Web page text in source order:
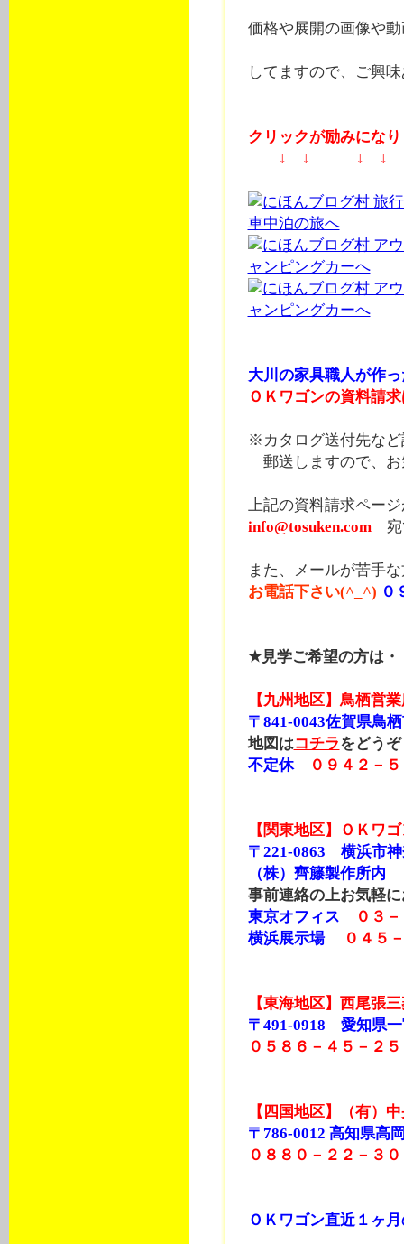
価格や展開の画像や
してますので、ご興
クリックが励みにな
↓ ↓ ↓
大川の家具職人が作
ＯＫワゴンの資料請
※カタログ送付先な
郵送しますので、お
上記の資料請求ペー
info@tosuken.com宛
また、メールが苦手
お電話下さい(^_^) ０
★見学ご希望の方は・
【九州地区】鳥栖営
〒841-0043佐賀県鳥
地図はコチラをどうぞ
不定休
０９４２－
【関東地区】ＯＫワ
〒221-0863 横浜市神
（株）齊籐製作所内
事前連絡の上お気軽
東京オフィス
０３
横浜展示場
０４５
【東海地区】西尾張
〒491-0918 愛知県一
０５８６－４５－２
【四国地区】（有）
〒786-0012 高知県高
０８８０－２２－３
ＯＫワゴン直近１ヶ